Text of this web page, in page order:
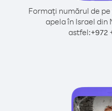
Formați numărul de
apela în Israel din
astfel:+972